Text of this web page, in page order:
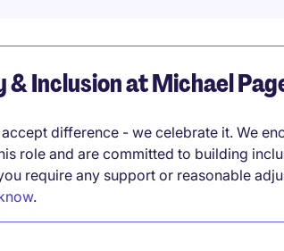
Inclusion at Michael
difference - we celebrate it. We
role and are committed to building
require any support or reasonable
.